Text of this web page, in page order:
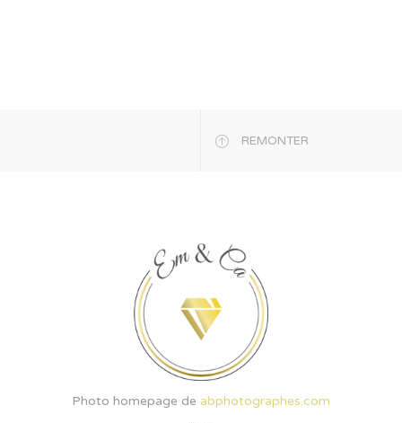
REMONTER
Photo homepage de abphotographes.com